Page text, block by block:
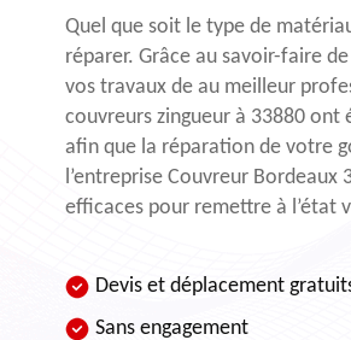
Quel que soit le type de
réparer. Grâce au savoir-faire
vos travaux de au meilleur
couvreurs zingueur à 33880
afin que la réparation de votre
l’entreprise Couvreur Bordeaux
efficaces pour remettre à l’état
Devis et déplacement
Sans engagement